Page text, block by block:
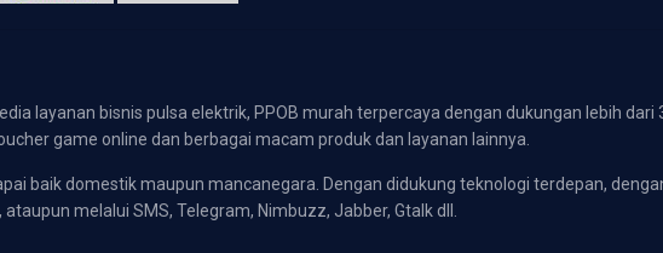
layanan bisnis pulsa elektrik, PPOB murah terpercaya dengan dukungan lebih dari
game online dan berbagai macam produk dan layanan lainnya.
baik domestik maupun mancanegara. Dengan didukung teknologi terdepan,
melalui SMS, Telegram, Nimbuzz, Jabber, Gtalk dll.